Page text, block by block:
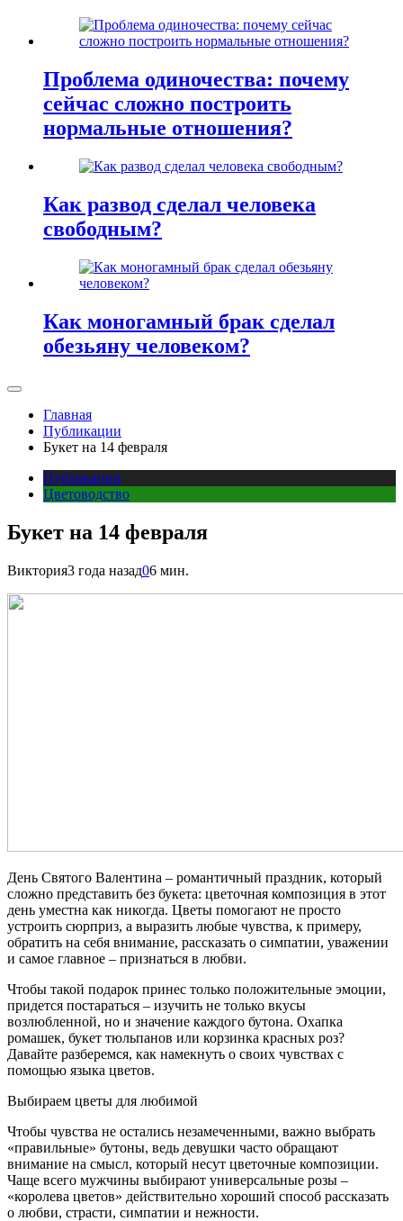
Проблема одиночества: почему
сейчас сложно построить
нормальные отношения?
Как развод сделал человека
свободным?
Как моногамный брак сделал
обезьяну человеком?
Главная
Публикации
Букет на 14 февраля
Публикации
Цветоводство
Букет на 14 февраля
Виктория3 года назад06 мин.
День Святого Валентина – романтичный праздник, который
сложно представить без букета: цветочная композиция в этот
день уместна как никогда. Цветы помогают не просто
устроить сюрприз, а выразить любые чувства, к примеру,
обратить на себя внимание, рассказать о симпатии, уважении
и самое главное – признаться в любви.
Чтобы такой подарок принес только положительные эмоции,
придется постараться – изучить не только вкусы
возлюбленной, но и значение каждого бутона. Охапка
ромашек, букет тюльпанов или корзинка красных роз?
Давайте разберемся, как намекнуть о своих чувствах с
помощью языка цветов.
Выбираем цветы для любимой
Чтобы чувства не остались незамеченными, важно выбрать
«правильные» бутоны, ведь девушки часто обращают
внимание на смысл, который несут цветочные композиции.
Чаще всего мужчины выбирают универсальные розы –
«королева цветов» действительно хороший способ рассказать
о любви, страсти, симпатии и нежности.